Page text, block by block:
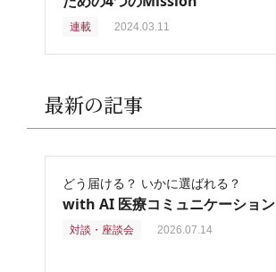
連載 2024.03.11
最新の記事
どう届ける？ いかに選ばれる？
with AI 医療コミュニケーション
対談・座談会 2026.07.14